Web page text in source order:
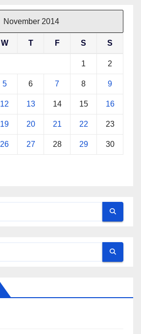
November 2014
W T F S S
1 2
5 6 7 8 9
12 13 14 15 16
19 20 21 22 23
26 27 28 29 30